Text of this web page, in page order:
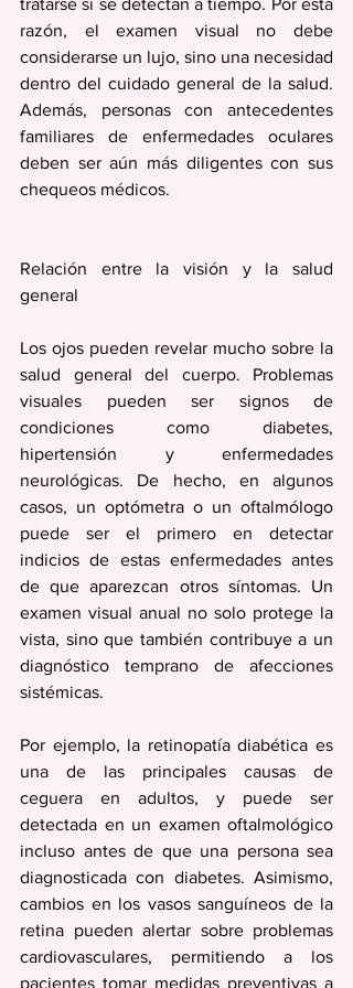
tratarse si se detectan a tiempo. Por esta
razón, el examen visual no debe
considerarse un lujo, sino una necesidad
dentro del cuidado general de la salud.
Además, personas con antecedentes
familiares de enfermedades oculares
deben ser aún más diligentes con sus
chequeos médicos.
Relación entre la visión y la salud
general
Los ojos pueden revelar mucho sobre la
salud general del cuerpo. Problemas
visuales pueden ser signos de
condiciones como diabetes,
hipertensión y enfermedades
neurológicas. De hecho, en algunos
casos, un optómetra o un oftalmólogo
puede ser el primero en detectar
indicios de estas enfermedades antes
de que aparezcan otros síntomas. Un
examen visual anual no solo protege la
vista, sino que también contribuye a un
diagnóstico temprano de afecciones
sistémicas.
Por ejemplo, la retinopatía diabética es
una de las principales causas de
ceguera en adultos, y puede ser
detectada en un examen oftalmológico
incluso antes de que una persona sea
diagnosticada con diabetes. Asimismo,
cambios en los vasos sanguíneos de la
retina pueden alertar sobre problemas
cardiovasculares, permitiendo a los
pacientes tomar medidas preventivas a